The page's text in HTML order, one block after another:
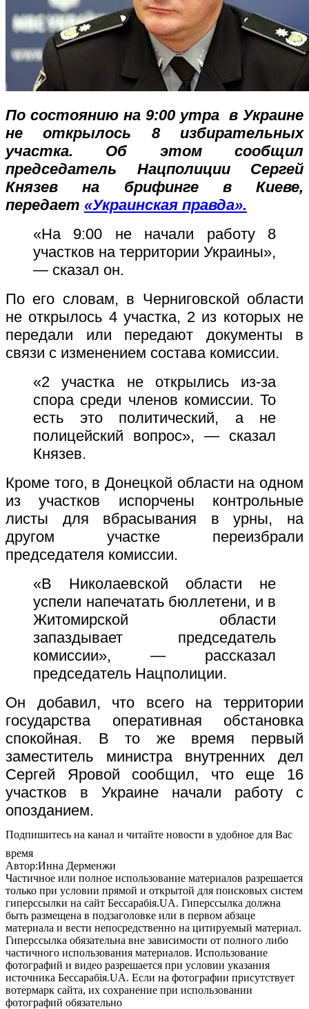
По состоянию на 9:00 утра в Украине
не открылось 8 избирательных
участка. Об этом сообщил
председатель Нацполиции Сергей
Князев на брифинге в Киеве,
передает «Украинская правда».
«На 9:00 не начали работу 8
участков на территории Украины»,
— сказал он.
По его словам, в Черниговской области
не открылось 4 участка, 2 из которых не
передали или передают документы в
связи с изменением состава комиссии.
«2 участка не открылись из-за
спора среди членов комиссии. То
есть это политический, а не
полицейский вопрос», — сказал
Князев.
Кроме того, в Донецкой области на одном
из участков испорчены контрольные
листы для вбрасывания в урны, на
другом участке переизбрали
председателя комиссии.
«В Николаевской области не
успели напечатать бюллетени, и в
Житомирской области
запаздывает председатель
комиссии», — рассказал
председатель Нацполиции.
Он добавил, что всего на территории
государства оперативная обстановка
спокойная. В то же время первый
заместитель министра внутренних дел
Сергей Яровой сообщил, что еще 16
участков в Украине начали работу с
опозданием.
Подпишитесь на канал и читайте новости в удобное для Вас
время
Автор:Инна Дерменжи
Частичное или полное использование материалов разрешается
только при условии прямой и открытой для поисковых систем
гиперссылки на сайт Бессарабія.UA. Гиперссылка должна
быть размещена в подзаголовке или в первом абзаце
материала и вести непосредственно на цитируемый материал.
Гиперссылка обязательна вне зависимости от полного либо
частичного использования материалов. Использование
фотографий и видео разрешается при условии указания
источника Бессарабія.UA. Если на фотографии присутствует
вотермарк сайта, их сохранение при использовании
фотографий обязательно